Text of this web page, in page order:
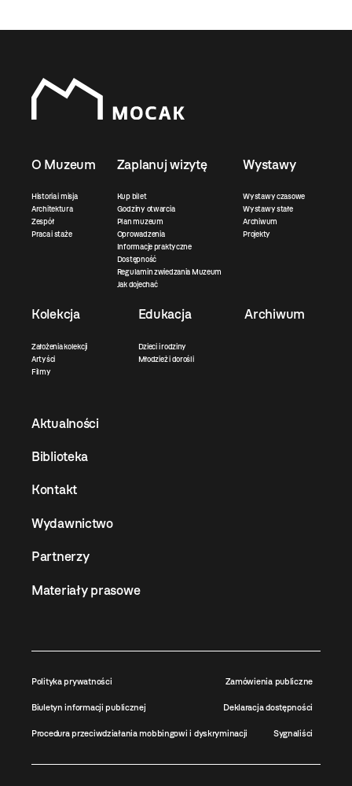
O Muzeum
Historia i misja
Architektura
Zespół
Praca i staże
Zaplanuj wizytę
Kup bilet
Godziny otwarcia
Plan muzeum
Oprowadzenia
Informacje praktyczne
Dostępność
Regulamin zwiedzania Muzeum
Jak dojechać
Wystawy
Wystawy czasowe
Wystawy stałe
Archiwum
Projekty
Kolekcja
Założenia kolekcji
Artyści
Filmy
Edukacja
Dzieci i rodziny
Młodzież i dorośli
Archiwum
Aktualności
Biblioteka
Kontakt
Wydawnictwo
Partnerzy
Materiały prasowe
Polityka prywatności Zamówienia publiczne
Biuletyn informacji publicznej Deklaracja dostępności
Procedura przeciwdziałania mobbingowi i dyskryminacji Sygnaliści